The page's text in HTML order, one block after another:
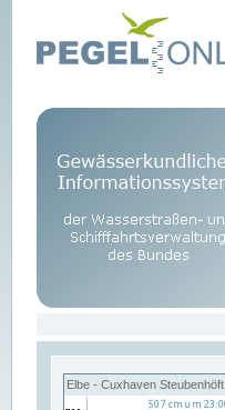
Elbe - Cuxhaven Steubenhöft